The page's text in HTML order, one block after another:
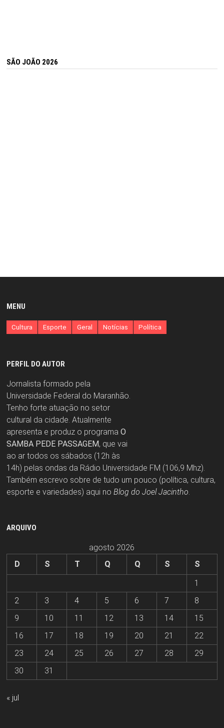
SÃO JOÃO 2026
MENU
Cultura Esporte Geral Notícias Política
PERFIL DO AUTOR
Jornalista formado pela
Universidade Federal do Maranhão.
Tenho forte atuação no setor
cultural da cidade. Atualmente
apresenta e produz o programa O
SAMBA PEDE PASSAGEM, que vai
ao ar todos os sábados (12h às
14h) pelas ondas da Rádio Universidade FM (106,9 Mhz).
Também escrevo sobre de tudo um pouco (política, cultura,
esporte e variedades) aqui no Blog do Joel Jacintho.
ARQUIVO
agosto 2026
D
S T Q Q S
S
1
2
3 4 5 6 7
8
9
10 11 12 13 14
15
16
17 18 19 20 21
22
23
24 25 26 27 28
29
30
31
« jul